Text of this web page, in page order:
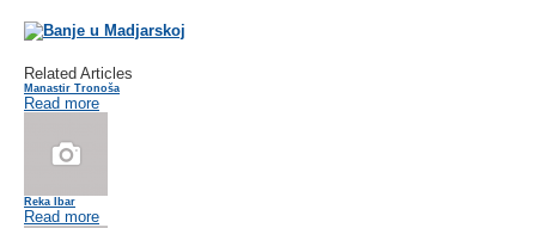
Related Articles
Manastir Tronoša
Read more
Reka Ibar
Read more